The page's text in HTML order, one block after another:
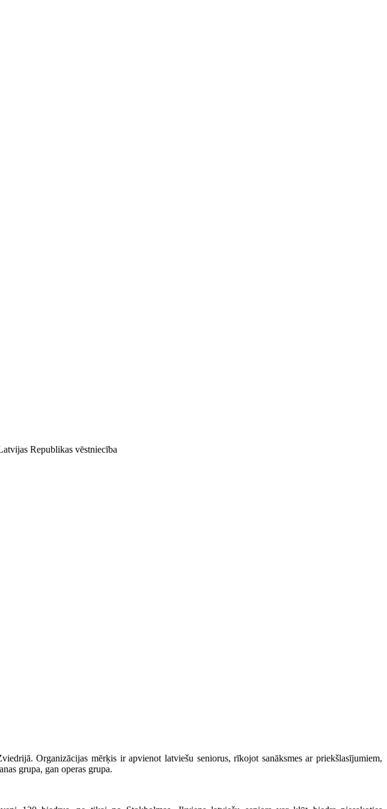
Republikas vēstniecība
Organizācijas mērķis ir apvienot latviešu seniorus, rīkojot sanāksmes ar priekšlasījumiem,
grupa, gan operas grupa.